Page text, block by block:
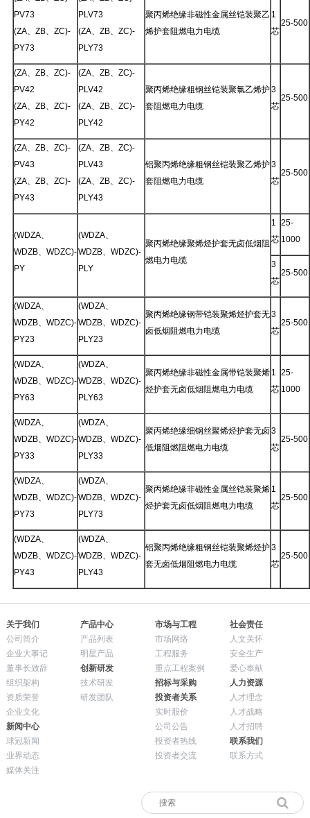
PV73
(ZA、ZB、ZC)-
PY73
PLV73
(ZA、ZB、ZC)-
PLY73
聚丙烯绝缘非磁性金属丝铠装聚乙
烯护套阻燃电力电缆
1
芯
25-500
(ZA、ZB、ZC)-
PV42
(ZA、ZB、ZC)-
PY42
(ZA、ZB、ZC)-
PLV42
(ZA、ZB、ZC)-
PLY42
聚丙烯绝缘粗钢丝铠装聚氯乙烯护
套阻燃电力电缆
3
芯
25-500
(ZA、ZB、ZC)-
PV43
(ZA、ZB、ZC)-
PY43
(ZA、ZB、ZC)-
PLV43
(ZA、ZB、ZC)-
PLY43
铝聚丙烯绝缘粗钢丝铠装聚乙烯护
套阻燃电力电缆
3
芯
25-500
(WDZA、
WDZB、WDZC)-
PY
(WDZA、
WDZB、WDZC)-
PLY
聚丙烯绝缘聚烯烃护套无卤低烟阻
燃电力电缆
1
芯
25-
1000
3
芯
25-500
(WDZA、
WDZB、WDZC)-
PY23
(WDZA、
WDZB、WDZC)-
PLY23
聚丙烯绝缘钢带铠装聚烯烃护套无
卤低烟阻燃电力电缆
3
芯
25-500
(WDZA、
WDZB、WDZC)-
PY63
(WDZA、
WDZB、WDZC)-
PLY63
聚丙烯绝缘非磁性金属带铠装聚烯
烃护套无卤低烟阻燃电力电缆
1
芯
25-
1000
(WDZA、
WDZB、WDZC)-
PY33
(WDZA、
WDZB、WDZC)-
PLY33
聚丙烯绝缘细钢丝聚烯烃护套无卤
低烟阻燃阻燃电力电缆
3
芯
25-500
(WDZA、
WDZB、WDZC)-
PY73
(WDZA、
WDZB、WDZC)-
PLY73
聚丙烯绝缘非磁性金属丝铠装聚烯
烃护套无卤低烟阻燃电力电缆
1
芯
25-500
(WDZA、
WDZB、WDZC)-
PY43
(WDZA、
WDZB、WDZC)-
PLY43
铝聚丙烯绝缘粗钢丝铠装聚烯烃护
套无卤低烟阻燃电力电缆
3
芯
25-500
关于我们
公司简介
企业大事记
董事长致辞
组织架构
资质荣誉
企业文化
新闻中心
球冠新闻
业界动态
媒体关注
产品中心
产品列表
明星产品
创新研发
技术研发
研发团队
市场与工程
市场网络
工程服务
重点工程案例
招标与采购
投资者关系
实时股价
公司公告
投资者热线
投资者交流
社会责任
人文关怀
安全生产
爱心奉献
人力资源
人才理念
人才战略
人才招聘
联系我们
联系方式